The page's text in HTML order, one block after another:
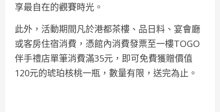
享最自在的觀賽時光。
此外，活動期間凡於港都茶樓、品日料、宴會廳
或客房住宿消費，憑館內消費發票至一樓TOGO
伴手禮店單筆消費滿35元，即可免費獲贈價值
120元的琥珀核桃一瓶，數量有限，送完為止。